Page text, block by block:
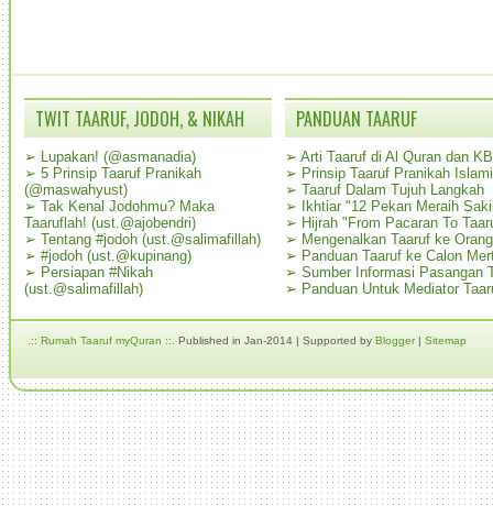
TWIT TAARUF, JODOH, & NIKAH
➢ Lupakan! (@asmanadia)
➢ 5 Prinsip Taaruf Pranikah
(@maswahyust)
➢ Tak Kenal Jodohmu? Maka
Taaruflah! (ust.@ajobendri)
➢ Tentang #jodoh (ust.@salimafillah)
➢ #jodoh (ust.@kupinang)
➢ Persiapan #Nikah
(ust.@salimafillah)
PANDUAN TAARUF
➢ Arti Taaruf di Al Quran dan
➢ Prinsip Taaruf Pranikah Islami
➢ Taaruf Dalam Tujuh Langkah
➢
Ikhtiar "12 Pekan Meraih
➢ Hijrah "From Pacaran To
➢ Mengenalkan Taaruf ke
➢ Panduan Taaruf ke Calon
➢ Sumber Informasi Pasangan
➢ Panduan Untuk Mediator
.:: Rumah Taaruf myQuran ::. Published in Jan-2014 | Supported by Blogger| Sitemap